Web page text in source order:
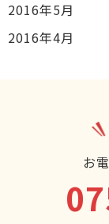
2016年5月
2016年4月
お